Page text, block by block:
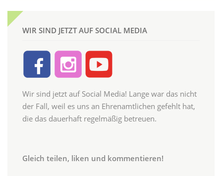
WIR SIND JETZT AUF SOCIAL MEDIA
Wir sind jetzt auf Social Media! Lange war das nicht
der Fall, weil es uns an Ehrenamtlichen gefehlt hat,
die das dauerhaft regelmäßig betreuen.
Gleich teilen, liken und kommentieren!